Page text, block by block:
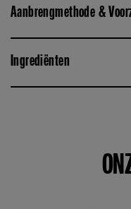
Aanbrengmethode &
Ingrediënten